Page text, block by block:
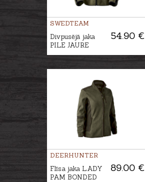
SWEDTEAM
54.90 €
Divpusējā jaka
PILE JAURE
DEERHUNTER
89.00 €
Flīsa jaka LADY
PAM BONDED